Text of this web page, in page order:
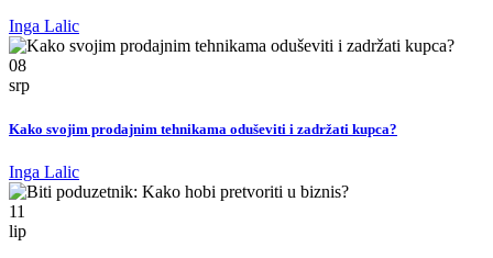
Inga Lalic
08
srp
Kako svojim prodajnim tehnikama oduševiti i zadržati kupca?
Inga Lalic
11
lip